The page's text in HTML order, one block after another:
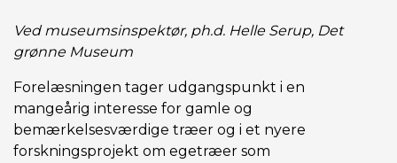
Ved museumsinspektør, ph.d. Helle Serup, Det
grønne Museum
Forelæsningen tager udgangspunkt i en
mangeårig interesse for gamle og
bemærkelsesværdige træer og i et nyere
forskningsprojekt om egetræer som